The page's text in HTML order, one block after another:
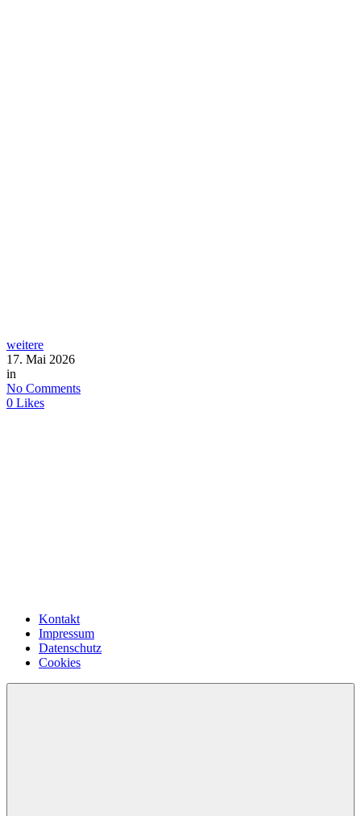
weitere
17. Mai 2026
in
No Comments
0 Likes
Kontakt
Impressum
Datenschutz
Cookies